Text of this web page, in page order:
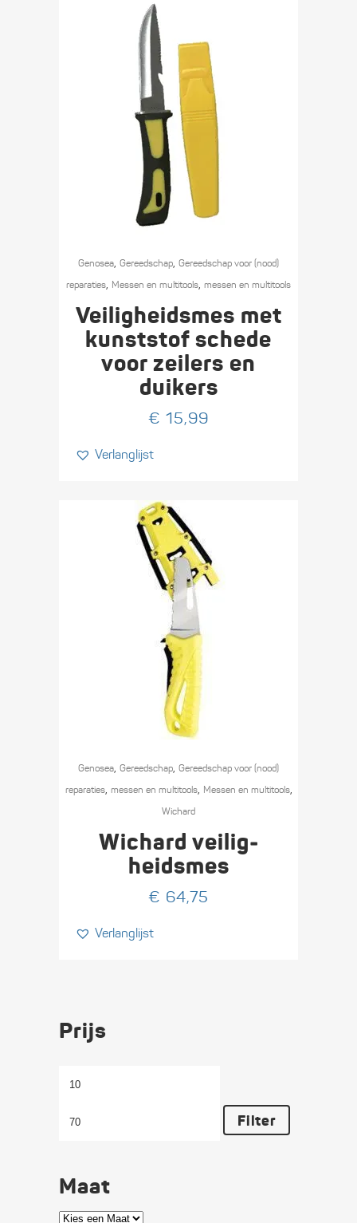
Genosea, Gereedschap, Gereedschap voor (nood)
reparaties, Messen en multitools, messen en multitools
Veilig­heids­mes met
kunststof schede
voor zeilers en
duikers
€ 15,99
Verlanglijst
Genosea, Gereedschap, Gereedschap voor (nood)
reparaties, messen en multitools, Messen en multitools,
Wichard
Wichard veilig­
heids­mes
€ 64,75
Verlanglijst
Prijs
prijs
Filter
Maat